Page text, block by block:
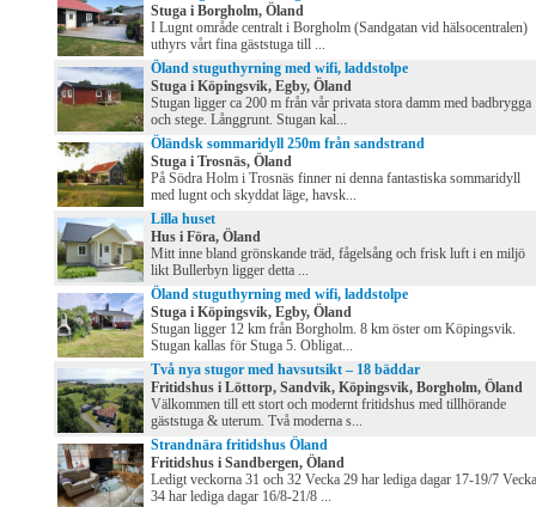
Stuga i Borgholm, Öland
I Lugnt område centralt i Borgholm (Sandgatan vid hälsocentralen)
uthyrs vårt fina gäststuga till ...
Öland stuguthyrning med wifi, laddstolpe
Stuga i Köpingsvik, Egby, Öland
Stugan ligger ca 200 m från vår privata stora damm med badbrygga
och stege. Långgrunt. Stugan kal...
Öländsk sommaridyll 250m från sandstrand
Stuga i Trosnäs, Öland
På Södra Holm i Trosnäs finner ni denna fantastiska sommaridyll
med lugnt och skyddat läge, havsk...
Lilla huset
Hus i Föra, Öland
Mitt inne bland grönskande träd, fågelsång och frisk luft i en miljö
likt Bullerbyn ligger detta ...
Öland stuguthyrning med wifi, laddstolpe
Stuga i Köpingsvik, Egby, Öland
Stugan ligger 12 km från Borgholm. 8 km öster om Köpingsvik.
Stugan kallas för Stuga 5. Obligat...
Två nya stugor med havsutsikt – 18 bäddar
Fritidshus i Löttorp, Sandvik, Köpingsvik, Borgholm, Öland
Välkommen till ett stort och modernt fritidshus med tillhörande
gäststuga & uterum. Två moderna s...
Strandnära fritidshus Öland
Fritidshus i Sandbergen, Öland
Ledigt veckorna 31 och 32 Vecka 29 har lediga dagar 17-19/7 Vecka
34 har lediga dagar 16/8-21/8 ...